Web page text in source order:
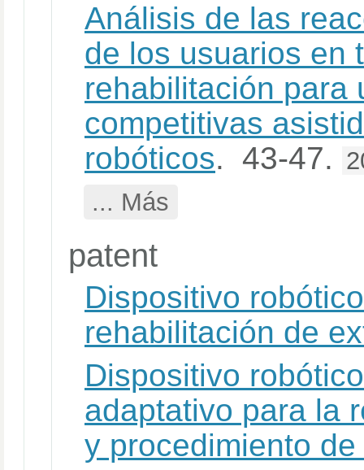
Análisis de las
de los usuarios en
rehabilitación para
competitivas
robóticos. 43-47.
... Más
patent
Dispositivo
rehabilitación de
Dispositivo
adaptativo para la
y procedimiento de